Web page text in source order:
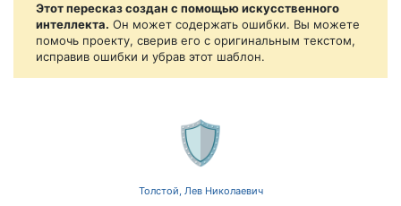
Этот пересказ создан с помощью искусственного
интеллекта. Он может содержать ошибки. Вы можете
помочь проекту, сверив его с оригинальным текстом,
исправив ошибки и убрав этот шаблон.
🛡️
Толстой, Лев Николаевич